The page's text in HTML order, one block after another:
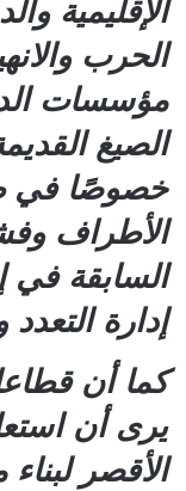
الإقليمية
الحرب
مؤسسات
الصيغ
خصوصًا في
الأطراف
السابقة في
إدارة
كما أن
يرى أن
الأقصر